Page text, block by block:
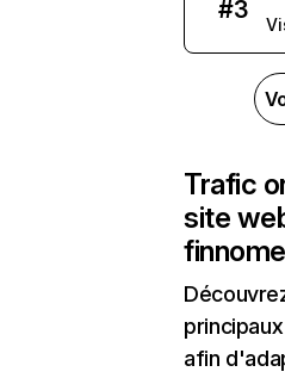
#3
Trafic
site
afin